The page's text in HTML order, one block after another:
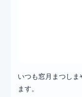
いつも窓月まつし
ます。